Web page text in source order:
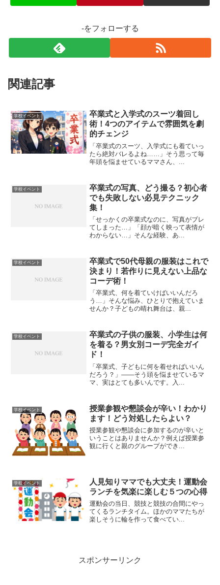
-をフォローする
関連記事
学校イベント
卒業式と入学式のスーツ着回し
術！4つのアイテムで雰囲気を劇
的チェンジ
「卒業式のスーツ、入学式にも着ていっ
たら絶対バレるよね……」そう思って毎
年頭を悩ませているママさん、...
学校イベント
卒業式の写真、どう撮る？初心者
でも失敗しない必見テクニック
集！
「せっかくの卒業式なのに、写真がブレ
てしまった…」「顔が暗く映って表情が
わからない…」そんな経験、あ...
学校イベント
卒業式で50代母親の服装はこれで
決まり！若作りに見えない上品な
コーデ術！
「卒業式、何を着ていけばいいんだろ
う…」そんな悩み、ひとりで抱えていま
せんか？子どもの晴れ舞台は、親...
学校イベント
卒業式の子供の服装、小学生は何
を着る？男女別コーデ完全ガイ
ド！
「卒業式、子どもに何を着せればいいん
だろう？」——そう頭を悩ませているマ
マ、実はとても多いんです。入...
学校イベント
授業参観や懇談会が辛い！わかり
ます！どう対処したらよい？
授業参観や懇談会に参加するのが辛いと
いうことはありませんか？例えば授業参
観に行くと親のグループができ...
学校イベント
人見知りママでも大丈夫！運動会
ランチを気楽に楽しむ５つの心得
運動会の当日、競技と競技の合間にやっ
てくるランチタイム。ほかのママたちが
楽しそうに輪を作って食べてい...
スポンサーリンク